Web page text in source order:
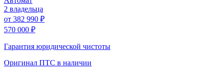
2 владельца
от 382 990 ₽
570 000 ₽
Гарантия юридической чистоты
Оригинал ПТС в наличии